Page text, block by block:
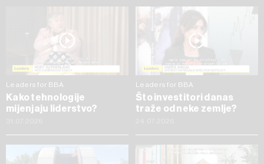
Leaders for BBA
Kako tehnologije
mijenjaju liderstvo?
Leaders for BBA
Što investitori danas
traže od neke zemlje?